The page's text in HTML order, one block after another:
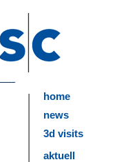
home
news
3d visits
aktuell